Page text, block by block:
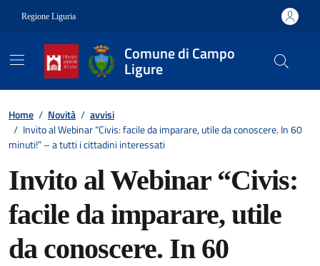
Regione Liguria
Comune di Campo
Ligure
Home / Novità / avvisi
/ Invito al Webinar “Civis: facile da imparare, utile da conoscere. In 60
minuti!” – a tutti i cittadini interessati
Invito al Webinar “Civis:
facile da imparare, utile
da conoscere. In 60